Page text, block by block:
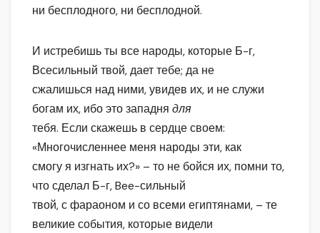
ни бесплодного, ни бесплодной.
И истребишь ты все народы, которые Б-г,
Всесильный твой, дает тебе; да не
сжалишься над ними, увидев их, и не служи
богам их, ибо это западня для
тебя. Если скажешь в сердце своем:
«Многочисленнее меня народы эти, как
смогу я изгнать их?» – то не бойся их, помни то,
что сделал Б-г, Bee-сильный
твой, с фараоном и со всеми египтянами, – те
великие события, которые видели